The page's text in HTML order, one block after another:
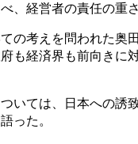
、経営者の責任の重
の考えを問われた
も経済界も前向き
いては、日本への
った。